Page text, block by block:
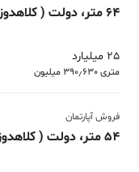
25 میلیارد
متری 390٫630 میلیون
فروش آپارتمان